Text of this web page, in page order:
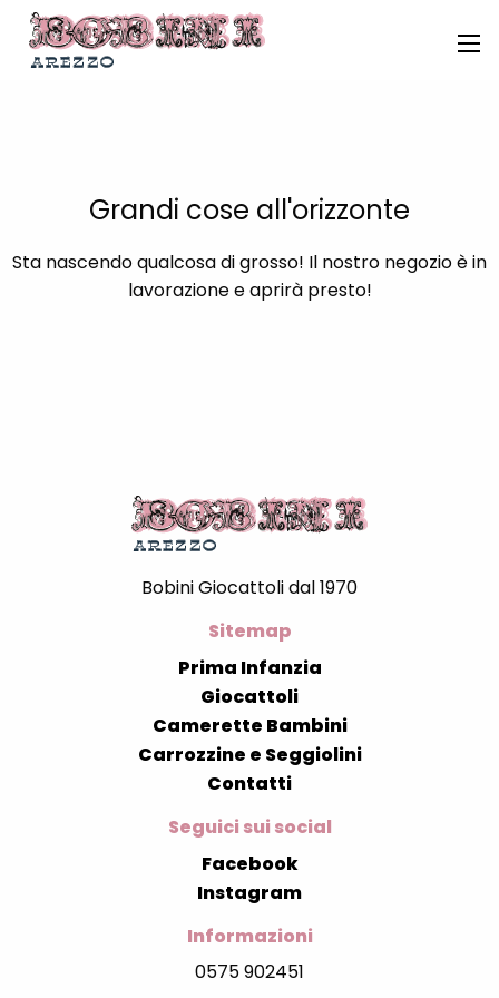
Grandi cose all'orizzonte
Sta nascendo qualcosa di grosso! Il nostro negozio è in
lavorazione e aprirà presto!
Bobini Giocattoli dal 1970
Sitemap
Prima Infanzia
Giocattoli
Camerette Bambini
Carrozzine e Seggiolini
Contatti
Seguici sui social
Facebook
Instagram
Informazioni
0575 902451